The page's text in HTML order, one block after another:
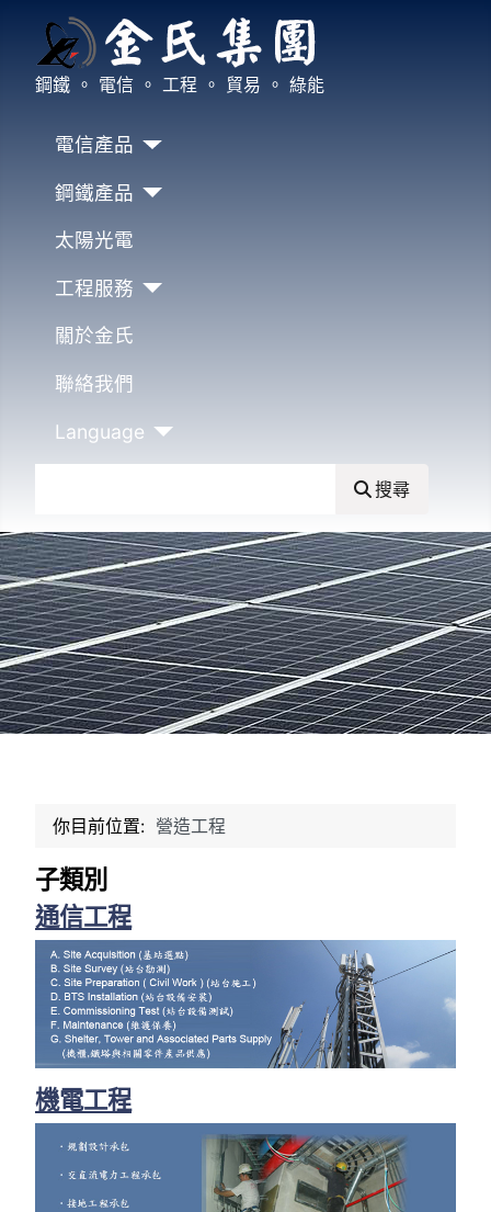
鋼鐵 。 電信 。 工程 。 貿易 。 綠能
電信產品
鋼鐵產品
太陽光電
工程服務
關於金氏
聯絡我們
Language
搜尋
你目前位置: 營造工程
子類別
通信工程
機電工程